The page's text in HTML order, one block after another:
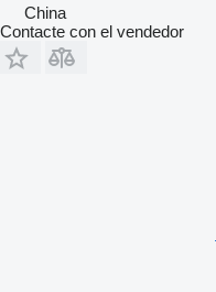
China
Contacte con el vendedor